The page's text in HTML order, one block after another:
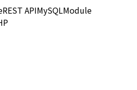
REST APIMySQLModule